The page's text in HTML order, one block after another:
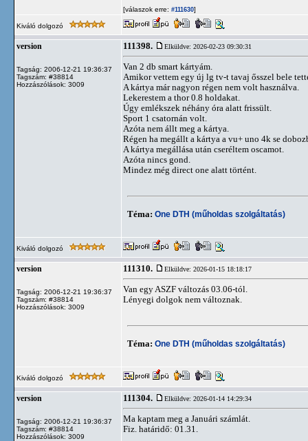
[válaszok erre: #111630]
Kiváló dolgozó
version
Tagság: 2006-12-21 19:36:37
Tagszám: #38814
Hozzászólások: 3009
111398. Elküldve: 2026-02-23 09:30:31
Van 2 db smart kártyám.
Amikor vettem egy új lg tv-t tavaj ősszel bele
A kártya már nagyon régen nem volt használva.
Lekerestem a thor 0.8 holdakat.
Úgy emlékszek néhány óra alatt frissült.
Sport 1 csatornán volt.
Azóta nem állt meg a kártya.
Régen ha megállt a kártya a vu+ uno 4k se
A kártya megállása után cseréltem oscamot.
Azóta nincs gond.
Mindez még direct one alatt történt.
Téma: One DTH (műholdas szolgáltatás)
Kiváló dolgozó
version
Tagság: 2006-12-21 19:36:37
Tagszám: #38814
Hozzászólások: 3009
111310. Elküldve: 2026-01-15 18:18:17
Van egy ASZF változás 03.06-tól.
Lényegi dolgok nem változnak.
Téma: One DTH (műholdas szolgáltatás)
Kiváló dolgozó
version
Tagság: 2006-12-21 19:36:37
Tagszám: #38814
Hozzászólások: 3009
111304. Elküldve: 2026-01-14 14:29:34
Ma kaptam meg a Januári számlát.
Fiz. határidő: 01.31.